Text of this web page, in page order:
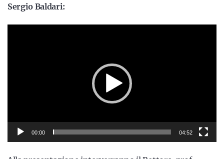
Sergio Baldari:
00:00 04:52